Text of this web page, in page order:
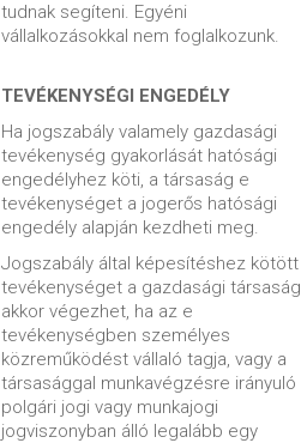
tudnak segíteni. Egyéni
vállalkozásokkal nem foglalkozunk.
TEVÉKENYSÉGI ENGEDÉLY
Ha jogszabály valamely gazdasági
tevékenység gyakorlását hatósági
engedélyhez köti, a társaság e
tevékenységet a jogerős hatósági
engedély alapján kezdheti meg.
Jogszabály által képesítéshez kötött
tevékenységet a gazdasági társaság
akkor végezhet, ha az e
tevékenységben személyes
közreműködést vállaló tagja, vagy a
társasággal munkavégzésre irányuló
polgári jogi vagy munkajogi
jogviszonyban álló legalább egy